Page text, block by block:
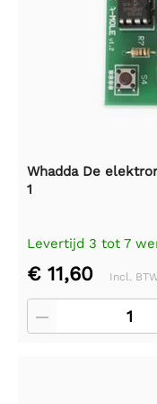
Whadda De
1
Levertijd 3 tot 7
€ 11,60 Incl.